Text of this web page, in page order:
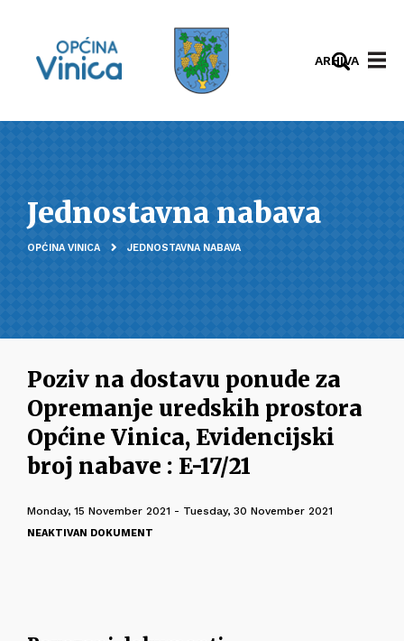
ARHIVA
Jednostavna nabava
OPĆINA VINICA JEDNOSTAVNA NABAVA
Poziv na dostavu ponude za
Opremanje uredskih prostora
Općine Vinica, Evidencijski
broj nabave : E-17/21
Monday, 15 November 2021 - Tuesday, 30 November 2021
NEAKTIVAN DOKUMENT